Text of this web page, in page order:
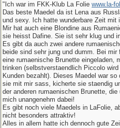
"Ich war im FKK-Klub La Folie www.la-
Das beste Maedel da ist Lena aus
und sexy. Ich hatte wunderbare Zeit mit
Mir hat auch eine Blondine aus
sie heisst Dafine. Sie ist sehr klug und
Es gibt da auch zwei andere
beide sind sehr jung und dumm. Bei
eine rumaenische Brunette eingeladen,
trinken (selbstverstaendlich Piccolo
Kunden bezahlt). Dieses Maedel war
sie mit mir sass, kicherte sie staendig
der anderen rumaenischen Brunette,
mich unangenehm dabei!
Es gibt noch viele Maedels in LaFolie,
nicht besonders attraktiv!
Alles in allem hatte ich dennoch gute